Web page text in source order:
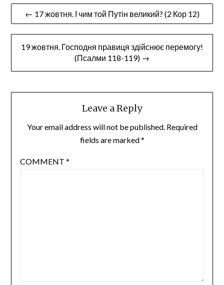
Post
navigation
← 17 жовтня. І чим той Путін великий? (2 Кор 12)
19 жовтня. Господня правиця здійснює перемогу!
(Псалми 118-119) →
Leave a Reply
Your email address will not be published. Required
fields are marked*
COMMENT *